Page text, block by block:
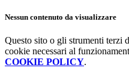
Nessun contenuto da visualizzare
Questo sito o gli strumenti terzi
cookie necessari al
COOKIE POLICY.